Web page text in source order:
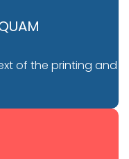
of the printing and